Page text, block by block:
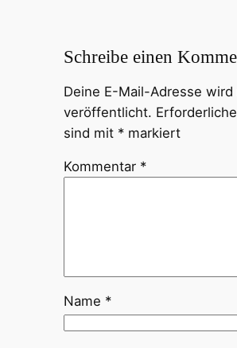
Schreibe einen
Deine E-Mail-Adresse wird
veröffentlicht.
sind mit *markiert
Kommentar *
Name *